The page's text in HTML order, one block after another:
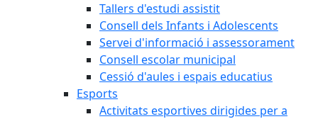
Tallers d'estudi assistit
Consell dels Infants i Adolescents
Servei d'informació i assessorament
Consell escolar municipal
Cessió d'aules i espais educatius
Esports
Activitats esportives dirigides per a